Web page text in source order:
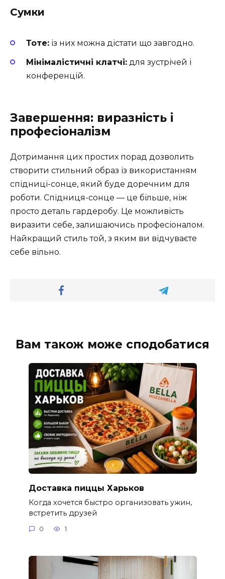
Сумки
Тоте: із них можна дістати що завгодно.
Мінімалістичні клатчі: для зустрічей і
конференцій.
Завершення: виразність і
професіоналізм
Дотримання цих простих порад дозволить
створити стильний образ із використанням
спідниці-сонце, який буде доречним для
роботи. Спідниця-сонце — це більше, ніж
просто деталь гардеробу. Це можливість
виразити себе, залишаючись професіоналом.
Найкращий стиль той, з яким ви відчуваєте
себе вільно.
Вам також може сподобатися
Доставка пиццы Харьков
Когда хочется быстро организовать ужин,
встретить друзей
0 1